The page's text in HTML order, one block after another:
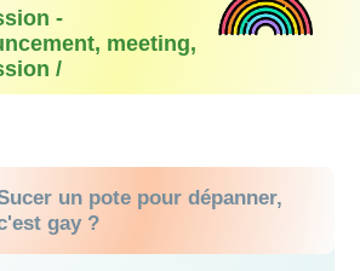
-
meeting,
/
un pote pour dépanner,
gay ?